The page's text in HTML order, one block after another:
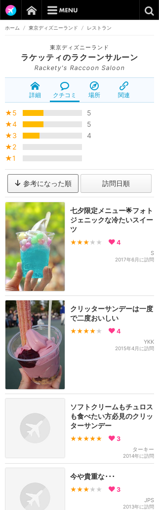
ホーム / 東京ディズニーランド / レストラン
東京ディズニーランド
ラケッティのラクーンサルーン
Rackety's Raccoon Saloon
詳細 クチコミ 場所 関連
★5
5
★4
5
★3
4
★2
★1
参考になった順 訪問日順
七夕限定メニュー🌟フォト
ジェニックな冷たいスイー
ツ
★★★ ★★ 4
S
2017年6月に訪問
クリッターサンデーは一度
で二度おいしい
★★★★ ★ 4
YKK
2015年4月に訪問
ソフトクリームもチュロス
も食べたい方必見のクリッ
ターサンデー
★★★★★ 3
ターキー
2014年に訪問
今や貴重な･･･
★★★ ★★ 3
JPS
2013年に訪問